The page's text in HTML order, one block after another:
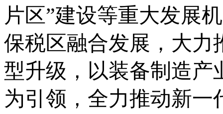
片区”建设等重大发展
保税区融合发展， 大力
型升级，以装备制造产
为引领，全力推动新